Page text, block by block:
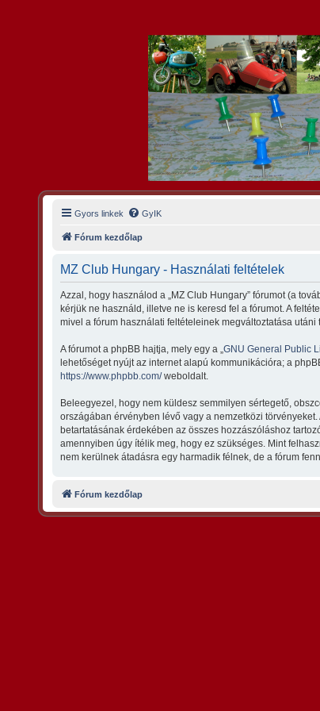
Gyors linkek GyIK
Fórum kezdőlap
MZ Club Hungary - Használati feltételek
Azzal, hogy használod a „MZ Club Hungary” fórumot (a
kérjük ne használd, illetve ne is keresd fel a fórumot. A
mivel a fórum használati feltételeinek megváltoztatása
A fórumot a phpBB hajtja, mely egy a „GNU General Public
lehetőséget nyújt az internet alapú kommunikációra; a
https://www.phpbb.com/weboldalt.
Beleegyezel, hogy nem küldesz semmilyen sértegető,
országában érvényben lévő vagy a nemzetközi
betartatásának érdekében az összes hozzászóláshoz
amennyiben úgy ítélik meg, hogy ez szükséges. Mint
nem kerülnek átadásra egy harmadik félnek, de a fórum
Fórum kezdőlap